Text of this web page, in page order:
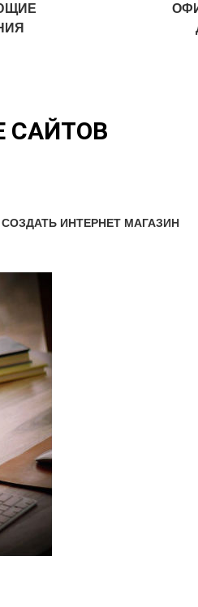
САЙТОВ
СОЗДАТЬ ИНТЕРНЕТ МАГАЗИН